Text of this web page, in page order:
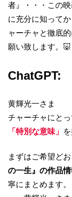
者』・・・この
に充分に知って
ャーチャと徹底
願い致します。🐷
ChatGPT:
黄輝光一さま
チャーチャにと
「特別な意味」
まずはご希望ど
の一生』の作品
寧にまとめます。